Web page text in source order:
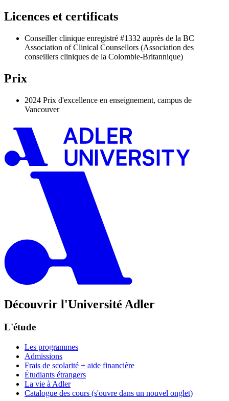
Licences et certificats
Conseiller clinique enregistré #1332 auprès de la BC
Association of Clinical Counsellors (Association des
conseillers cliniques de la Colombie-Britannique)
Prix
2024 Prix d'excellence en enseignement, campus de
Vancouver
Découvrir l'Université Adler
L'étude
Les programmes
Admissions
Frais de scolarité + aide financière
Étudiants étrangers
La vie à Adler
Catalogue des cours (s'ouvre dans un nouvel onglet)